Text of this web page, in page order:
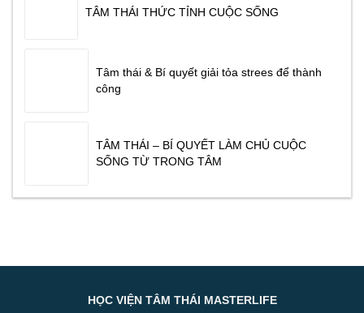
TÂM THÁI THỨC TỈNH CUỘC SỐNG
Tâm thái & Bí quyết giải tỏa strees để thành
công
TÂM THÁI – BÍ QUYẾT LÀM CHỦ CUỘC
SỐNG TỪ TRONG TÂM
HỌC VIỆN TÂM THÁI MASTERLIFE